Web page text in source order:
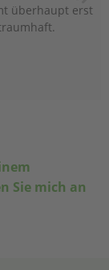
überhaupt erst
Sie mich an